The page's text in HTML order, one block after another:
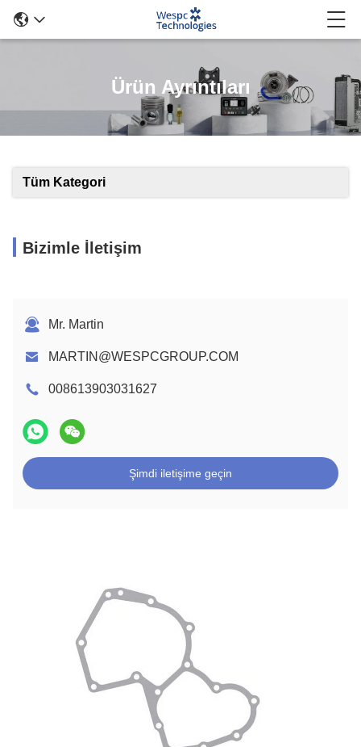
Ürün Ayrıntıları
Tüm Kategori
Bizimle İletişim
Mr. Martin
MARTIN@WESPCGROUP.COM
008613903031627
Şimdi iletişime geçin